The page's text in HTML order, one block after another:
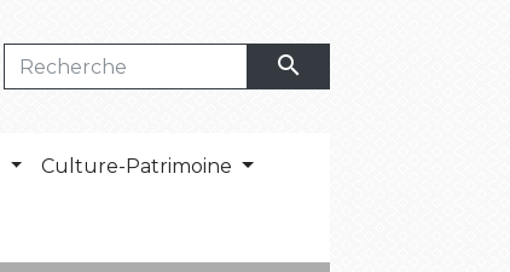
search
Culture-Patrimoine